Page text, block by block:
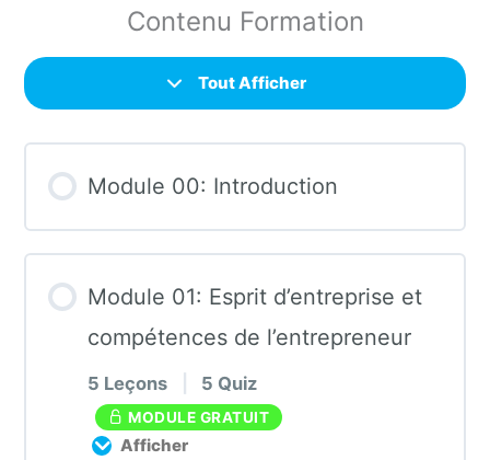
Contenu Formation
Tout Afficher
Module 00: Introduction
Module 01: Esprit d’entreprise et
compétences de l’entrepreneur
5 Leçons 5 Quiz
MODULE GRATUIT
Afficher